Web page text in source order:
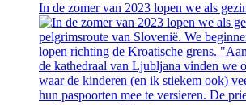
In de zomer van 2023 lopen we als